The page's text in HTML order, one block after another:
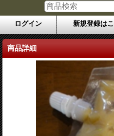
ログイン 新規登録は
商品詳細